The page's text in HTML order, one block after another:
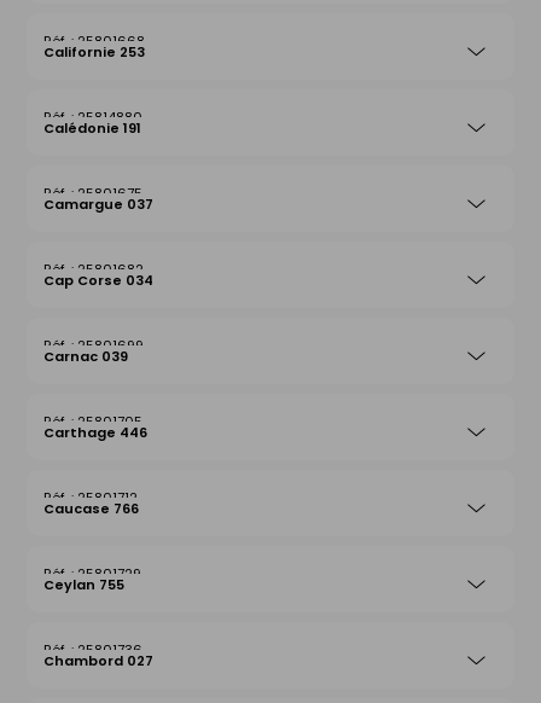
25801668
Californie 253
25814880
Calédonie 191
25801675
Camargue 037
25801682
Cap Corse 034
25801699
Carnac 039
25801705
Carthage 446
25801712
Caucase 766
25801729
Ceylan 755
25801736
Chambord 027